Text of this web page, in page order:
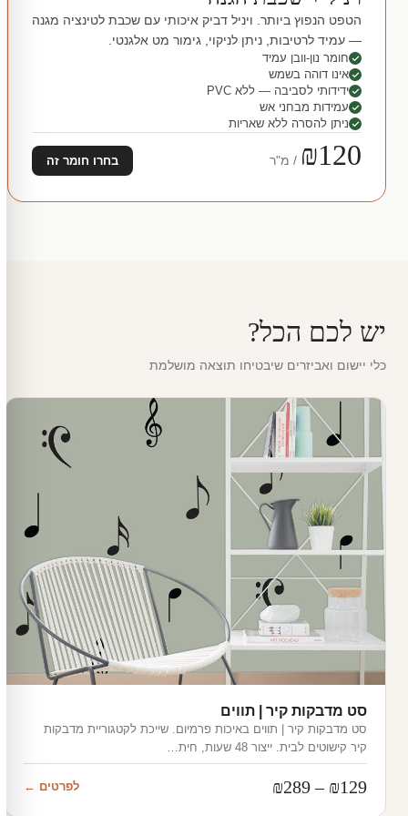
הטפט הנפוץ ביותר. ויניל דביק איכותי עם שכבת לטינציה מגנה
— עמיד לרטיבות, ניתן לניקוי, גימור מט אלגנטי.
חומר נון-וובן עמיד
אינו דוהה בשמש
ידידותי לסביבה — ללא PVC
עמידות מבחני אש
ניתן להסרה ללא שאריות
₪120 / מ"ר בחרו חומר זה
יש לכם הכל?
כלי יישום ואביזרים שיבטיחו תוצאה מושלמת
סט מדבקות קיר | תווים
סט מדבקות קיר | תווים באיכות פרמיום. שייכת לקטגוריית מדבקות
קיר קישוטים לבית. ייצור 48 שעות, חית…
₪129
–
₪289 לפרטים ←